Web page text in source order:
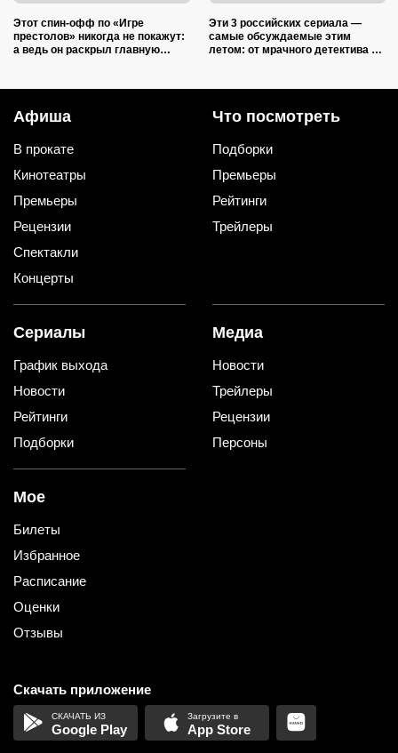
Этот спин-офф по «Игре
престолов» никогда не покажут:
а ведь он раскрыл главную
подготовиться!)
Эти 3 российских сериала —
самые обсуждаемые этим
летом: от мрачного детектива до
Афиша
В прокате
Кинотеатры
Премьеры
Рецензии
Спектакли
Концерты
Что посмотреть
Подборки
Премьеры
Рейтинги
Трейлеры
Сериалы
График выхода
Новости
Рейтинги
Подборки
Медиа
Новости
Трейлеры
Рецензии
Персоны
Мое
Билеты
Избранное
Расписание
Оценки
Отзывы
Скачать приложение
Google Play App Store